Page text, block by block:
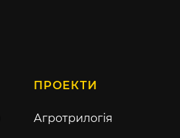
ПРОЕКТИ
Агротрилогія